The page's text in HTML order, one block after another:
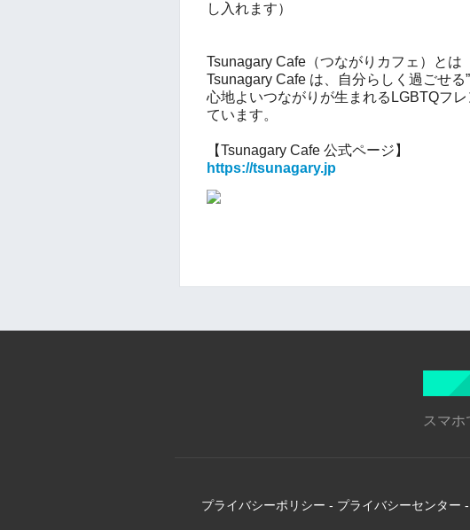
し入れます）
Tsunagary Cafe（つながりカフェ）とは
Tsunagary Cafe は、自分らしく過ごせ
心地よいつながりが生まれるLGBTQフ
ています。
【Tsunagary Cafe 公式ページ】
https://tsunagary.jp
スマ
プライバシーポリシー - プライバシーセンター -